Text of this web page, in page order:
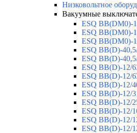
Низковольтное
Вакуумные
ESQ ВВ(DM0)-
ESQ ВВ(DM0)-
ESQ ВВ(DM0)-
ESQ ВВ(D)-
ESQ ВВ(D)-
ESQ ВВ(D)-12/
ESQ ВВ(D)-12/
ESQ ВВ(D)-12/
ESQ ВВ(D)-12/
ESQ ВВ(D)-12/
ESQ ВВ(D)-12/
ESQ ВВ(D)-12/
ESQ ВВ(D)-12/